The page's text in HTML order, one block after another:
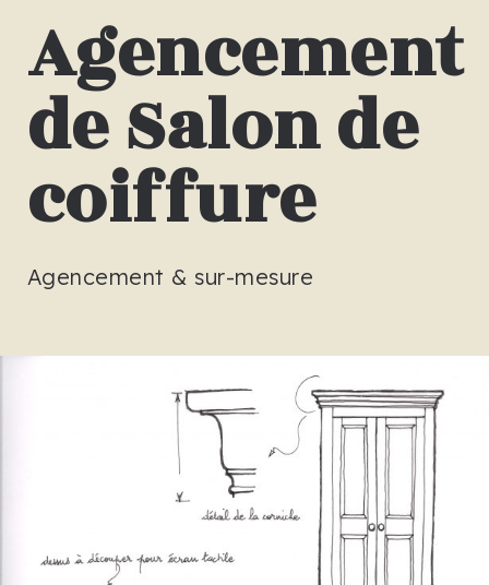
Agencement
de Salon de
coiffure
Agencement & sur-mesure